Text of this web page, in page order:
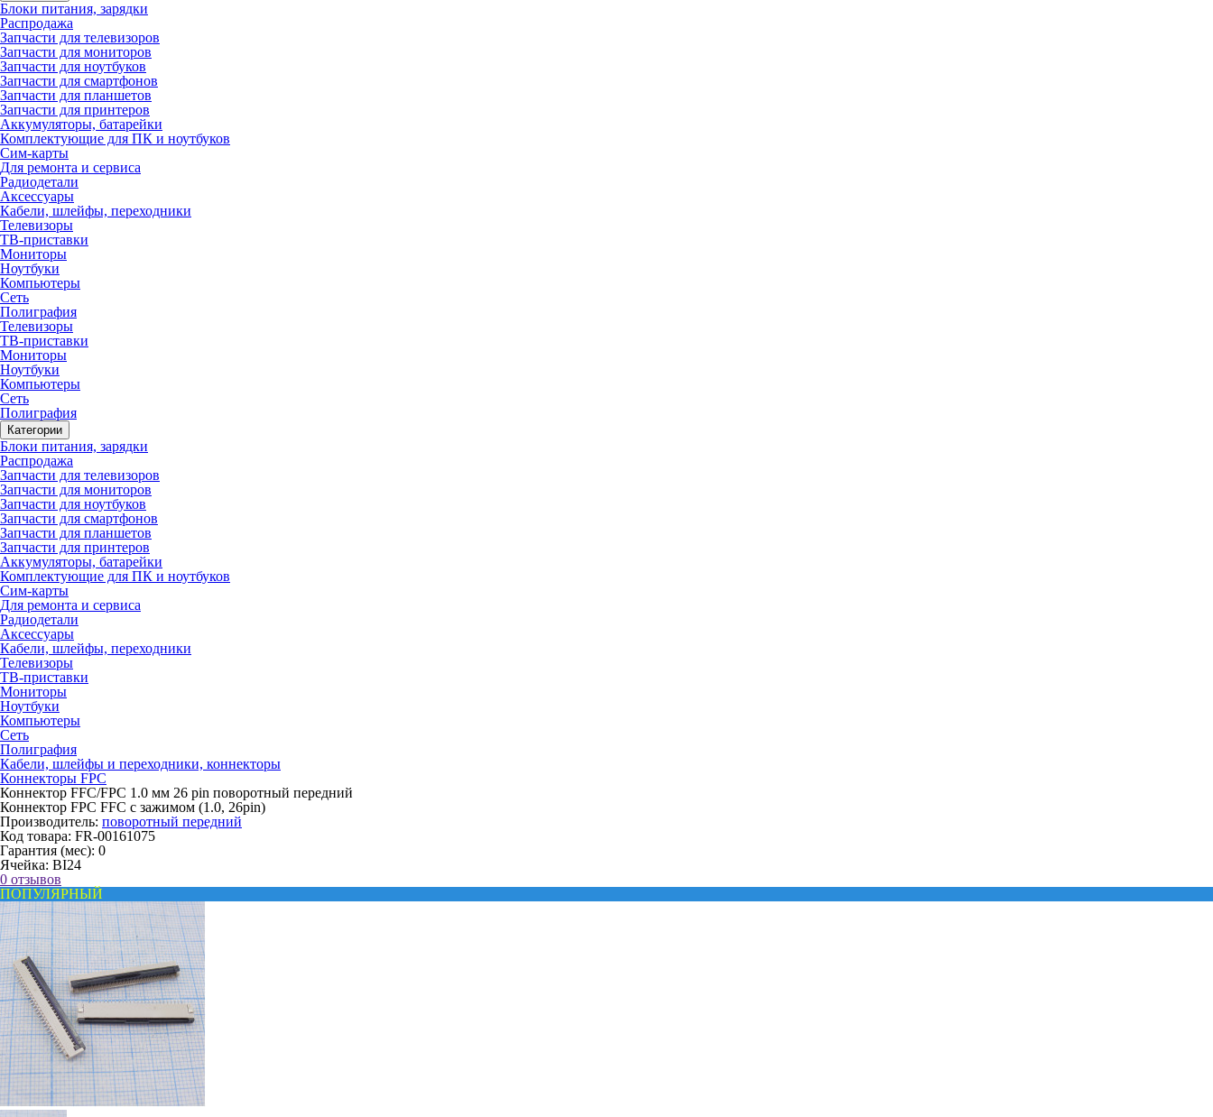
Блоки питания, зарядки
Распродажа
Запчасти для телевизоров
Запчасти для мониторов
Запчасти для ноутбуков
Запчасти для смартфонов
Запчасти для планшетов
Запчасти для принтеров
Аккумуляторы, батарейки
Комплектующие для ПК и ноутбуков
Сим-карты
Для ремонта и сервиса
Радиодетали
Аксессуары
Кабели, шлейфы, переходники
Телевизоры
ТВ-приставки
Мониторы
Ноутбуки
Компьютеры
Сеть
Полиграфия
Телевизоры
ТВ-приставки
Мониторы
Ноутбуки
Компьютеры
Сеть
Полиграфия
Категории
Блоки питания, зарядки
Распродажа
Запчасти для телевизоров
Запчасти для мониторов
Запчасти для ноутбуков
Запчасти для смартфонов
Запчасти для планшетов
Запчасти для принтеров
Аккумуляторы, батарейки
Комплектующие для ПК и ноутбуков
Сим-карты
Для ремонта и сервиса
Радиодетали
Аксессуары
Кабели, шлейфы, переходники
Телевизоры
ТВ-приставки
Мониторы
Ноутбуки
Компьютеры
Сеть
Полиграфия
Кабели, шлейфы и переходники, коннекторы
Коннекторы FPC
Коннектор FFC/FPC 1.0 мм 26 pin поворотный передний
Коннектор FPC FFC с зажимом (1.0, 26pin)
Производитель: поворотный передний
Код товара: FR-00161075
Гарантия (мес): 0
Ячейка: BI24
0 отзывов
ПОПУЛЯРНЫЙ